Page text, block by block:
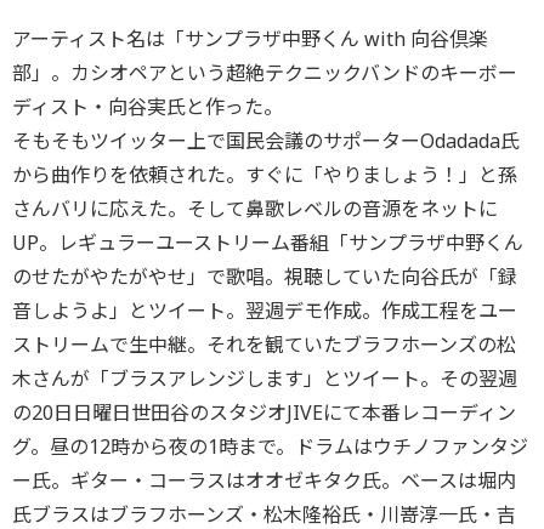
アーティスト名は「サンプラザ中野くん with 向谷倶楽
部」。カシオペアという超絶テクニックバンドのキーボー
ディスト・向谷実氏と作った。
そもそもツイッター上で国民会議のサポーターOdadada氏
から曲作りを依頼された。すぐに「やりましょう！」と孫
さんバリに応えた。そして鼻歌レベルの音源をネットに
UP。レギュラーユーストリーム番組「サンプラザ中野くん
のせたがやたがやせ」で歌唱。視聴していた向谷氏が「録
音しようよ」とツイート。翌週デモ作成。作成工程をユー
ストリームで生中継。それを観ていたブラフホーンズの松
木さんが「ブラスアレンジします」とツイート。その翌週
の20日日曜日世田谷のスタジオJIVEにて本番レコーディン
グ。昼の12時から夜の1時まで。ドラムはウチノファンタジ
ー氏。ギター・コーラスはオオゼキタク氏。ベースは堀内
氏ブラスはブラフホーンズ・松木隆裕氏・川嵜淳一氏・吉